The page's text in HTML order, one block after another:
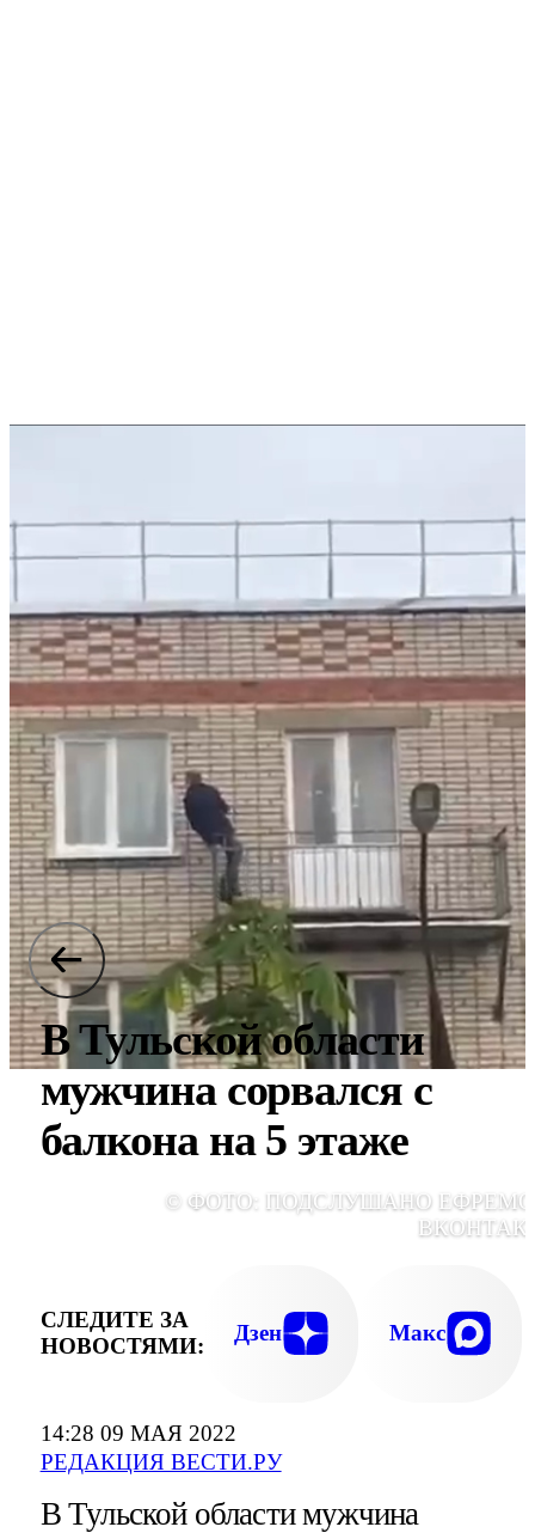
14:28 09 МАЯ 2022
РЕДАКЦИЯ ВЕСТИ.РУ
В Тульской области
мужчина сорвался с
балкона на 5 этаже
© ФОТО: ПОДСЛУШАНО
СЛЕДИТЕ ЗА
НОВОСТЯМИ:
Дзен Макс
В Тульской области мужчина